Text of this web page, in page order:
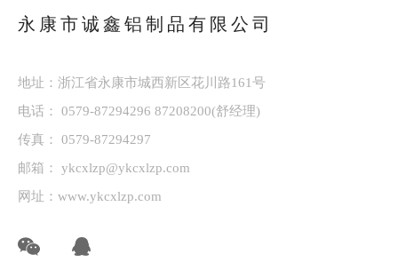
永康市诚鑫铝制品有限公司
地址：浙江省永康市城西新区花川路161号
电话： 0579-87294296 87208200(舒经理)
传真： 0579-87294297
邮箱：
ykcxlzp@ykcxlzp.com
网址： www.ykcxlzp.com